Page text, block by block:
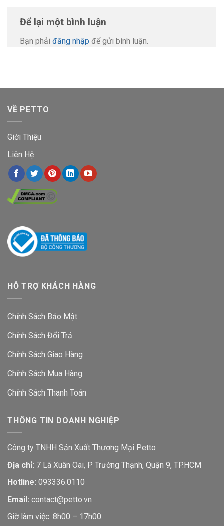
Để lại một bình luận
Bạn phải đăng nhập để gửi bình luận.
VỀ PETTO
Giới Thiệu
Liên Hệ
HỖ TRỢ KHÁCH HÀNG
Chính Sách Bảo Mật
Chính Sách Đổi Trả
Chính Sách Giao Hàng
Chính Sách Mua Hàng
Chính Sách Thanh Toán
THÔNG TIN DOANH NGHIỆP
Công ty TNHH Sản Xuất Thương Mại Petto
Địa chỉ: 7 Lã Xuân Oai, P Trường Thạnh, Quận 9, TP.HCM
Hotline: 093336.0110
Email: contact@petto.vn
Giờ làm việc: 8h00 – 17h00